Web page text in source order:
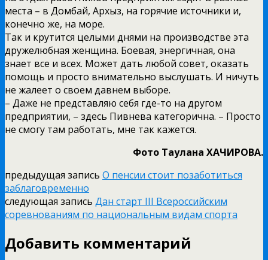
места – в Домбай, Архыз, на горячие источники и,
конечно же, на море.
Так и крутится целыми днями на производстве эта
дружелюбная женщина. Боевая, энергичная, она
знает все и всех. Может дать любой совет, оказать
помощь и просто внимательно выслушать. И ничуть
не жалеет о своем давнем выборе.
– Даже не представляю себя где-то на другом
предприятии, – здесь Пивнева категорична. – Просто
не смогу там работать, мне так кажется.
Фото Таулана ХАЧИРОВА.
предыдущая запись О пенсии стоит позаботиться
заблаговременно
следующая запись Дан старт III Всероссийским
соревнованиям по национальным видам спорта
Добавить комментарий